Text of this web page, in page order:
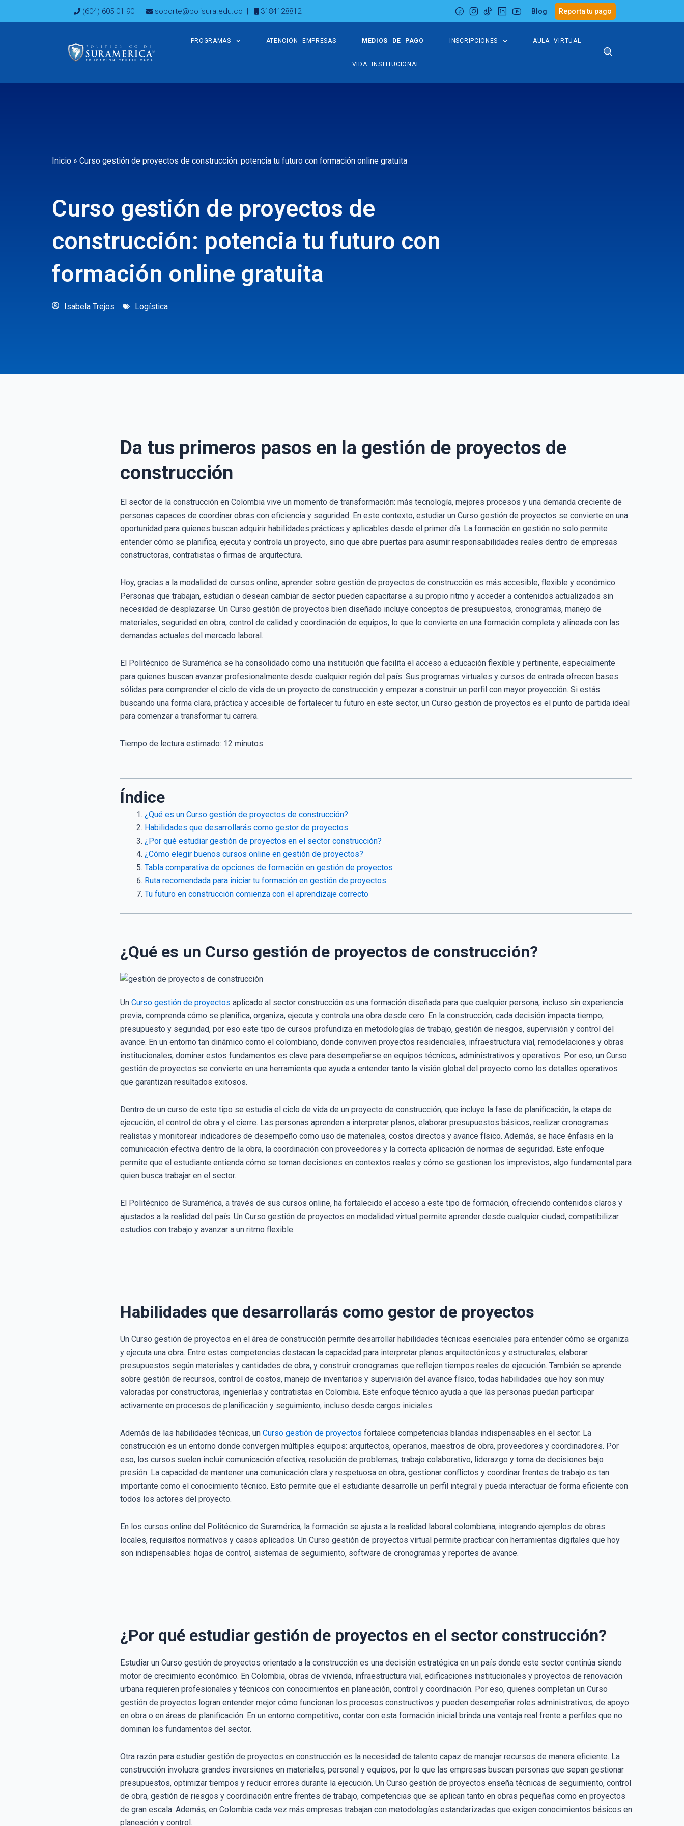
(604) 605 01 90 | soporte@polisura.edu.co | 3184128812 Blog Reporta tu pago
PROGRAMAS ATENCIÓN EMPRESAS MEDIOS DE PAGO INSCRIPCIONES AULA VIRTUAL
VIDA INSTITUCIONAL
Inicio » Curso gestión de proyectos de construcción: potencia tu futuro con formación online gratuita
Curso gestión de proyectos de
construcción: potencia tu futuro con
formación online gratuita
Isabela Trejos Logística
Da tus primeros pasos en la gestión de proyectos de
construcción
El sector de la construcción en Colombia vive un momento de transformación: más tecnología, mejores procesos y una demanda creciente de
personas capaces de coordinar obras con eficiencia y seguridad. En este contexto, estudiar un Curso gestión de proyectos se convierte en una
oportunidad para quienes buscan adquirir habilidades prácticas y aplicables desde el primer día. La formación en gestión no solo permite
entender cómo se planifica, ejecuta y controla un proyecto, sino que abre puertas para asumir responsabilidades reales dentro de empresas
constructoras, contratistas o firmas de arquitectura.
Hoy, gracias a la modalidad de cursos online, aprender sobre gestión de proyectos de construcción es más accesible, flexible y económico.
Personas que trabajan, estudian o desean cambiar de sector pueden capacitarse a su propio ritmo y acceder a contenidos actualizados sin
necesidad de desplazarse. Un Curso gestión de proyectos bien diseñado incluye conceptos de presupuestos, cronogramas, manejo de
materiales, seguridad en obra, control de calidad y coordinación de equipos, lo que lo convierte en una formación completa y alineada con las
demandas actuales del mercado laboral.
El Politécnico de Suramérica se ha consolidado como una institución que facilita el acceso a educación flexible y pertinente, especialmente
para quienes buscan avanzar profesionalmente desde cualquier región del país. Sus programas virtuales y cursos de entrada ofrecen bases
sólidas para comprender el ciclo de vida de un proyecto de construcción y empezar a construir un perfil con mayor proyección. Si estás
buscando una forma clara, práctica y accesible de fortalecer tu futuro en este sector, un Curso gestión de proyectos es el punto de partida ideal
para comenzar a transformar tu carrera.
Tiempo de lectura estimado: 12 minutos
Índice
¿Qué es un Curso gestión de proyectos de construcción?
Habilidades que desarrollarás como gestor de proyectos
¿Por qué estudiar gestión de proyectos en el sector construcción?
¿Cómo elegir buenos cursos online en gestión de proyectos?
Tabla comparativa de opciones de formación en gestión de proyectos
Ruta recomendada para iniciar tu formación en gestión de proyectos
Tu futuro en construcción comienza con el aprendizaje correcto
¿Qué es un Curso gestión de proyectos de construcción?
Un Curso gestión de proyectos aplicado al sector construcción es una formación diseñada para que cualquier persona, incluso sin experiencia
previa, comprenda cómo se planifica, organiza, ejecuta y controla una obra desde cero. En la construcción, cada decisión impacta tiempo,
presupuesto y seguridad, por eso este tipo de cursos profundiza en metodologías de trabajo, gestión de riesgos, supervisión y control del
avance. En un entorno tan dinámico como el colombiano, donde conviven proyectos residenciales, infraestructura vial, remodelaciones y obras
institucionales, dominar estos fundamentos es clave para desempeñarse en equipos técnicos, administrativos y operativos. Por eso, un Curso
gestión de proyectos se convierte en una herramienta que ayuda a entender tanto la visión global del proyecto como los detalles operativos
que garantizan resultados exitosos.
Dentro de un curso de este tipo se estudia el ciclo de vida de un proyecto de construcción, que incluye la fase de planificación, la etapa de
ejecución, el control de obra y el cierre. Las personas aprenden a interpretar planos, elaborar presupuestos básicos, realizar cronogramas
realistas y monitorear indicadores de desempeño como uso de materiales, costos directos y avance físico. Además, se hace énfasis en la
comunicación efectiva dentro de la obra, la coordinación con proveedores y la correcta aplicación de normas de seguridad. Este enfoque
permite que el estudiante entienda cómo se toman decisiones en contextos reales y cómo se gestionan los imprevistos, algo fundamental para
quien busca trabajar en el sector.
El Politécnico de Suramérica, a través de sus cursos online, ha fortalecido el acceso a este tipo de formación, ofreciendo contenidos claros y
ajustados a la realidad del país. Un Curso gestión de proyectos en modalidad virtual permite aprender desde cualquier ciudad, compatibilizar
estudios con trabajo y avanzar a un ritmo flexible.
Habilidades que desarrollarás como gestor de proyectos
Un Curso gestión de proyectos en el área de construcción permite desarrollar habilidades técnicas esenciales para entender cómo se organiza
y ejecuta una obra. Entre estas competencias destacan la capacidad para interpretar planos arquitectónicos y estructurales, elaborar
presupuestos según materiales y cantidades de obra, y construir cronogramas que reflejen tiempos reales de ejecución. También se aprende
sobre gestión de recursos, control de costos, manejo de inventarios y supervisión del avance físico, todas habilidades que hoy son muy
valoradas por constructoras, ingenierías y contratistas en Colombia. Este enfoque técnico ayuda a que las personas puedan participar
activamente en procesos de planificación y seguimiento, incluso desde cargos iniciales.
Además de las habilidades técnicas, un Curso gestión de proyectos fortalece competencias blandas indispensables en el sector. La
construcción es un entorno donde convergen múltiples equipos: arquitectos, operarios, maestros de obra, proveedores y coordinadores. Por
eso, los cursos suelen incluir comunicación efectiva, resolución de problemas, trabajo colaborativo, liderazgo y toma de decisiones bajo
presión. La capacidad de mantener una comunicación clara y respetuosa en obra, gestionar conflictos y coordinar frentes de trabajo es tan
importante como el conocimiento técnico. Esto permite que el estudiante desarrolle un perfil integral y pueda interactuar de forma eficiente con
todos los actores del proyecto.
En los cursos online del Politécnico de Suramérica, la formación se ajusta a la realidad laboral colombiana, integrando ejemplos de obras
locales, requisitos normativos y casos aplicados. Un Curso gestión de proyectos virtual permite practicar con herramientas digitales que hoy
son indispensables: hojas de control, sistemas de seguimiento, software de cronogramas y reportes de avance.
¿Por qué estudiar gestión de proyectos en el sector construcción?
Estudiar un Curso gestión de proyectos orientado a la construcción es una decisión estratégica en un país donde este sector continúa siendo
motor de crecimiento económico. En Colombia, obras de vivienda, infraestructura vial, edificaciones institucionales y proyectos de renovación
urbana requieren profesionales y técnicos con conocimientos en planeación, control y coordinación. Por eso, quienes completan un Curso
gestión de proyectos logran entender mejor cómo funcionan los procesos constructivos y pueden desempeñar roles administrativos, de apoyo
en obra o en áreas de planificación. En un entorno competitivo, contar con esta formación inicial brinda una ventaja real frente a perfiles que no
dominan los fundamentos del sector.
Otra razón para estudiar gestión de proyectos en construcción es la necesidad de talento capaz de manejar recursos de manera eficiente. La
construcción involucra grandes inversiones en materiales, personal y equipos, por lo que las empresas buscan personas que sepan gestionar
presupuestos, optimizar tiempos y reducir errores durante la ejecución. Un Curso gestión de proyectos enseña técnicas de seguimiento, control
de obra, gestión de riesgos y coordinación entre frentes de trabajo, competencias que se aplican tanto en obras pequeñas como en proyectos
de gran escala. Además, en Colombia cada vez más empresas trabajan con metodologías estandarizadas que exigen conocimientos básicos en
planeación y control.